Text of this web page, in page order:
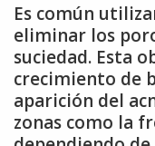
Es común
eliminar los
suciedad. Esta
crecimiento de
aparición del
zonas como la